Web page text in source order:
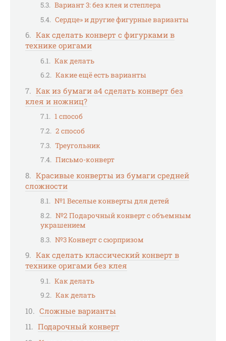
Вариант 3: без клея и степлера
Сердце» и другие фигурные варианты
Как сделать конверт с фигурками в
технике оригами
Как делать
Какие ещё есть варианты
Как из бумаги а4 сделать конверт без
клея и ножниц?
1 способ
2 способ
Треугольник
Письмо-конверт
Красивые конверты из бумаги средней
сложности
№1 Веселые конверты для детей
№2 Подарочный конверт с объемным
украшением
№3 Конверт с сюрпризом
Как сделать классический конверт в
технике оригами без клея
Как делать
Как делать
Сложные варианты
Подарочный конверт